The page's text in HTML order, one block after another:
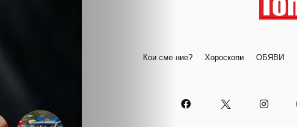
Кои сме ние? Хороскопи ОБЯВИ